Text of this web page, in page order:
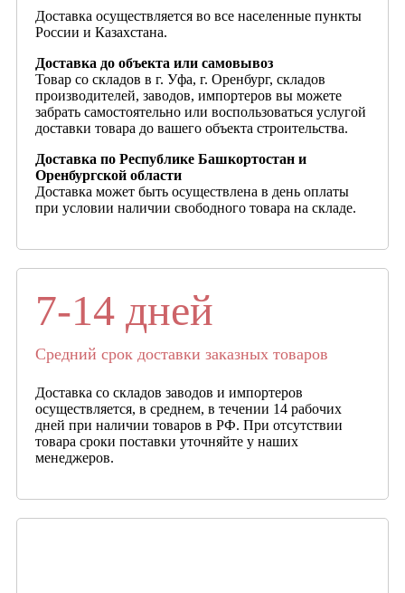
Доставка осуществляется во все населенные пункты
России и Казахстана.
Доставка до объекта или самовывоз
Товар со складов в г. Уфа, г. Оренбург, складов
производителей, заводов, импортеров вы можете
забрать самостоятельно или воспользоваться услугой
доставки товара до вашего объекта строительства.
Доставка по Республике Башкортостан и
Оренбургской области
Доставка может быть осуществлена в день оплаты
при условии наличии свободного товара на складе.
7-14 дней
Средний срок доставки заказных товаров
Доставка со складов заводов и импортеров
осуществляется, в среднем, в течении 14 рабочих
дней при наличии товаров в РФ. При отсутствии
товара сроки поставки уточняйте у наших
менеджеров.